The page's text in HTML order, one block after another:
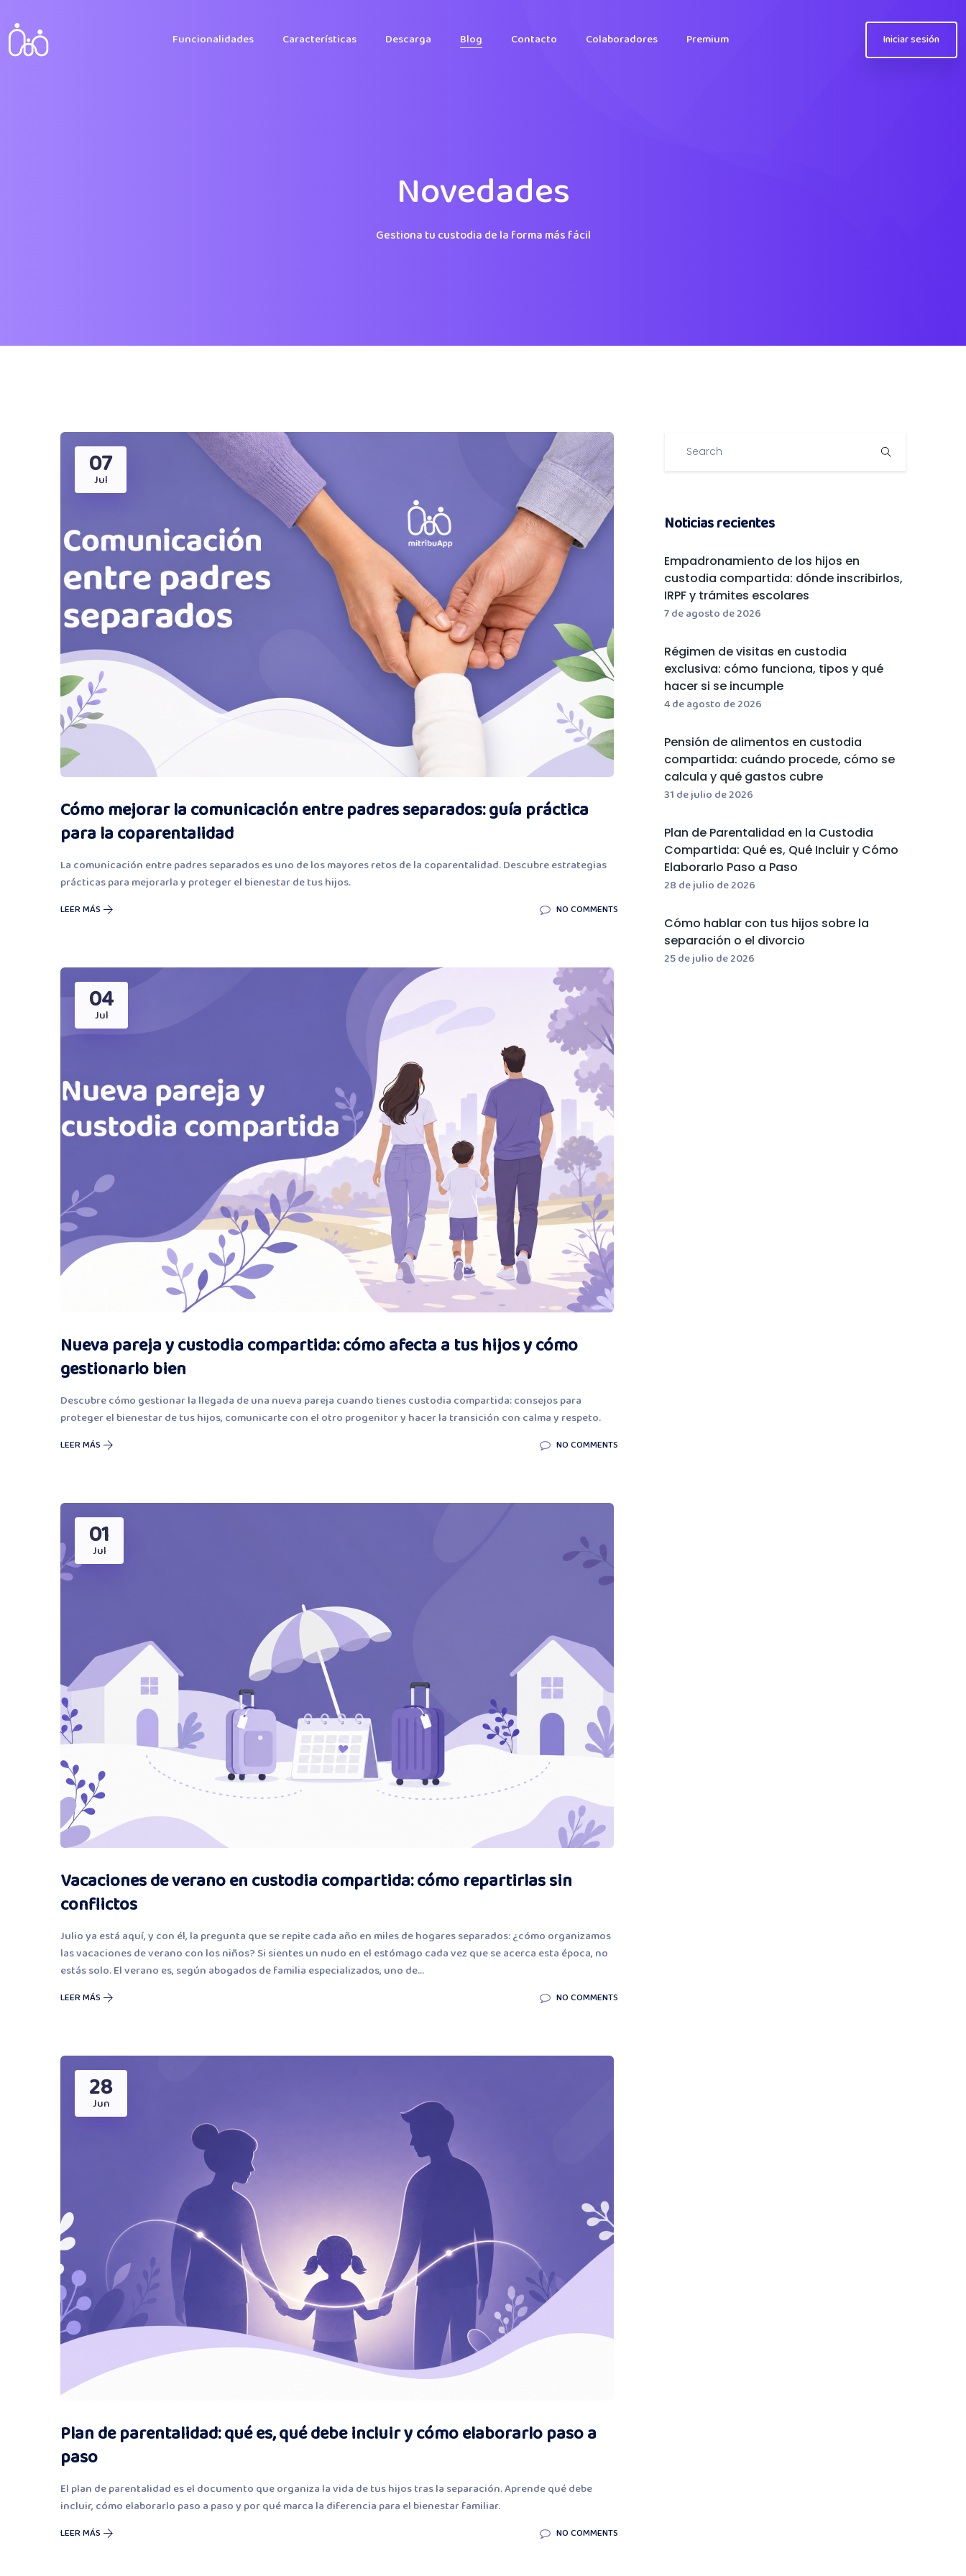
Funcionalidades Características Descarga Blog Contacto Colaboradores Premium Iniciar sesión
Novedades
Gestiona tu custodia de la forma más fácil
07
Jul
Cómo mejorar la comunicación entre padres separados: guía práctica
para la coparentalidad
La comunicación entre padres separados es uno de los mayores retos de la coparentalidad. Descubre estrategias
prácticas para mejorarla y proteger el bienestar de tus hijos.
LEER MÁS NO COMMENTS
04
Jul
Nueva pareja y custodia compartida: cómo afecta a tus hijos y cómo
gestionarlo bien
Descubre cómo gestionar la llegada de una nueva pareja cuando tienes custodia compartida: consejos para
proteger el bienestar de tus hijos, comunicarte con el otro progenitor y hacer la transición con calma y respeto.
LEER MÁS NO COMMENTS
01
Jul
Vacaciones de verano en custodia compartida: cómo repartirlas sin
conflictos
Julio ya está aquí, y con él, la pregunta que se repite cada año en miles de hogares separados: ¿cómo organizamos
las vacaciones de verano con los niños? Si sientes un nudo en el estómago cada vez que se acerca esta época, no
estás solo. El verano es, según abogados de familia especializados, uno de...
LEER MÁS NO COMMENTS
28
Jun
Plan de parentalidad: qué es, qué debe incluir y cómo elaborarlo paso a
paso
El plan de parentalidad es el documento que organiza la vida de tus hijos tras la separación. Aprende qué debe
incluir, cómo elaborarlo paso a paso y por qué marca la diferencia para el bienestar familiar.
LEER MÁS NO COMMENTS
Noticias recientes
Empadronamiento de los hijos en
custodia compartida: dónde inscribirlos,
IRPF y trámites escolares
7 de agosto de 2026
Régimen de visitas en custodia
exclusiva: cómo funciona, tipos y qué
hacer si se incumple
4 de agosto de 2026
Pensión de alimentos en custodia
compartida: cuándo procede, cómo se
calcula y qué gastos cubre
31 de julio de 2026
Plan de Parentalidad en la Custodia
Compartida: Qué es, Qué Incluir y Cómo
Elaborarlo Paso a Paso
28 de julio de 2026
Cómo hablar con tus hijos sobre la
separación o el divorcio
25 de julio de 2026